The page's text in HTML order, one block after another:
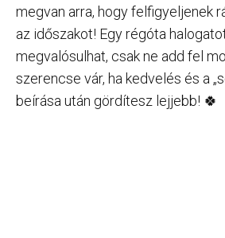
megvan arra, hogy felfigyeljenek
az időszakot! Egy régóta
megvalósulhat, csak ne add fel
szerencse vár, ha kedvelés és a
beírása után gördítesz lejjebb! 🍀